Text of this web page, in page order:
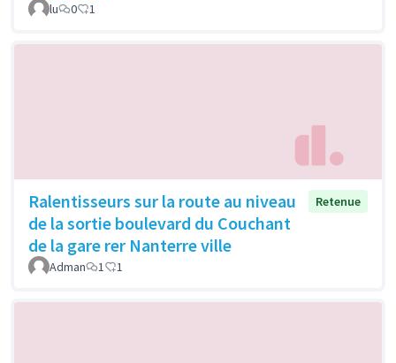
lu 0 1
Ralentisseurs sur la route au niveau
de la sortie boulevard du Couchant
de la gare rer Nanterre ville
Retenue
Adman 1 1